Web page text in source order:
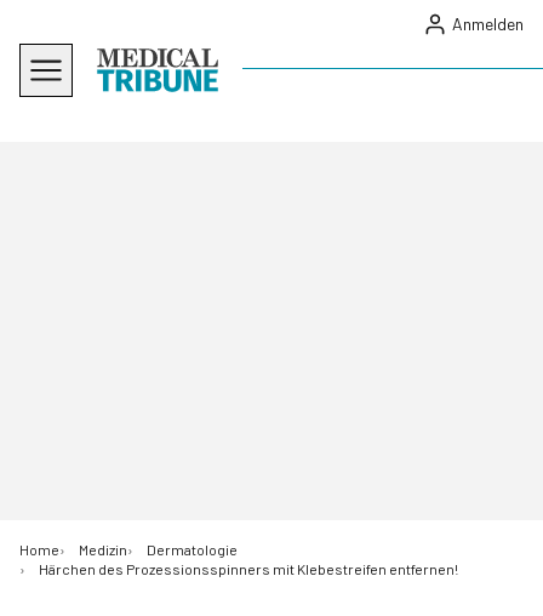
Anmelden
Home Medizin
Dermatologie
Härchen des Prozessionsspinners mit Klebestreifen entfernen!